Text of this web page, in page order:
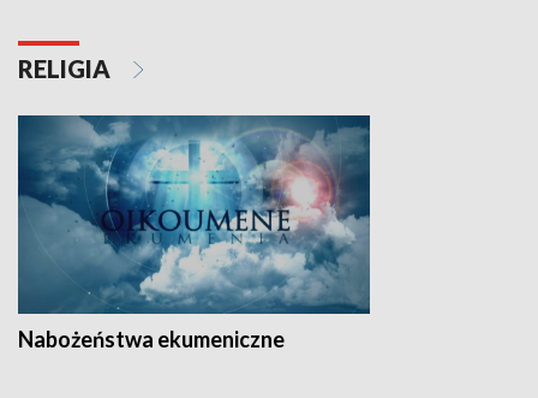
RELIGIA
Nabożeństwa ekumeniczne